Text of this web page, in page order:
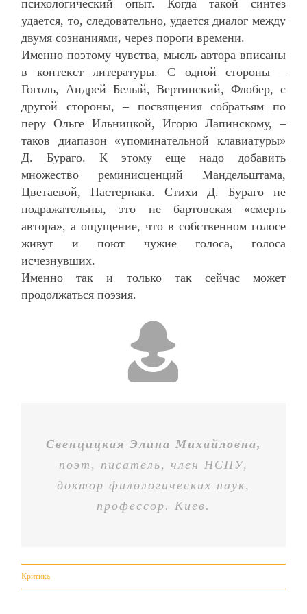
психологический опыт. Когда такой синтез
удается, то, следовательно, удается диалог между
двумя сознаниями, через пороги времени.
Именно поэтому чувства, мысль автора вписаны
в контекст литературы. С одной стороны –
Гоголь, Андрей Белый, Вертинский, Флобер, с
другой стороны, – посвящения собратьям по
перу Ольге Ильницкой, Игорю Лапинскому, –
таков диапазон «упоминательной клавиатуры»
Д. Бураго. К этому еще надо добавить
множество реминисценций Мандельштама,
Цветаевой, Пастернака. Стихи Д. Бураго не
подражательны, это не бартовская «смерть
автора», а ощущение, что в собственном голосе
живут и поют чужие голоса, голоса
исчезнувших.
Именно так и только так сейчас может
продолжаться поэзия.
Свенцицкая Элина Михайловна,
поэт, писатель, член НСПУ,
доктор филологических наук,
профессор. Киев.
Критика